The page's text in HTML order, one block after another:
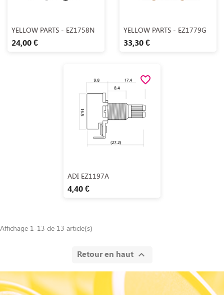
Aperçu rapide
YELLOW PARTS - EZ1758N
24,00 €
Aperçu rapide
YELLOW PARTS - EZ1779G
33,30 €
 Aperçu rapide
ADI EZ1197A
4,40 €
favorite_border
Affichage 1-13 de 13 article(s)
Retour en haut 